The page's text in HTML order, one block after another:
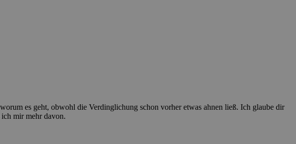
es geht, obwohl die Verdinglichung schon vorher etwas ahnen ließ. Ich glaube dir
mir mehr davon.